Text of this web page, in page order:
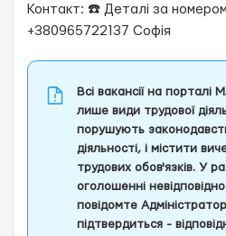
Контакт: ☎️ Деталі за номером
+380965722137 Софія
Всі вакансії на
лише види трудової
порушують
діяльності, і містити
трудових обов'язків. У
оголошенні
повідомте
підтвердиться -